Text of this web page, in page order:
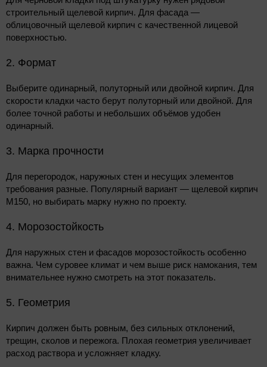
строительный щелевой кирпич. Для фасада —
облицовочный щелевой кирпич с качественной лицевой
поверхностью.
2. Формат
Выберите одинарный, полуторный или двойной кирпич. Для
скорости кладки часто берут полуторный или двойной. Для
более точной работы и небольших объёмов удобен
одинарный.
3. Марка прочности
Для перегородок, наружных стен и несущих элементов
требования разные. Популярный вариант — щелевой кирпич
М150, но выбирать марку нужно по проекту.
4. Морозостойкость
Для наружных стен и фасадов морозостойкость особенно
важна. Чем суровее климат и чем выше риск намокания, тем
внимательнее нужно смотреть на этот показатель.
5. Геометрия
Кирпич должен быть ровным, без сильных отклонений,
трещин, сколов и пережога. Плохая геометрия увеличивает
расход раствора и усложняет кладку.